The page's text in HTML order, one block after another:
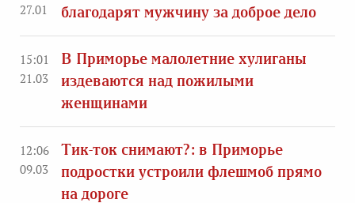
27.01
благодарят мужчину за доброе дело
15:01
21.03
В Приморье малолетние хулиганы
издеваются над пожилыми
женщинами
12:06
09.03
Тик-ток снимают?: в Приморье
подростки устроили флешмоб прямо
на дороге